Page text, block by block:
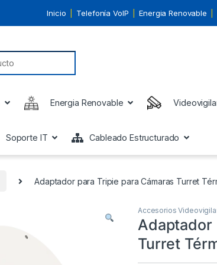
Inicio Telefonía VoIP Energia Renovable
Energia Renovable
Soporte IT Cableado Estructurado
Adaptador para Tripie para Cámaras Turret
Accesorios
Adaptador
Turret